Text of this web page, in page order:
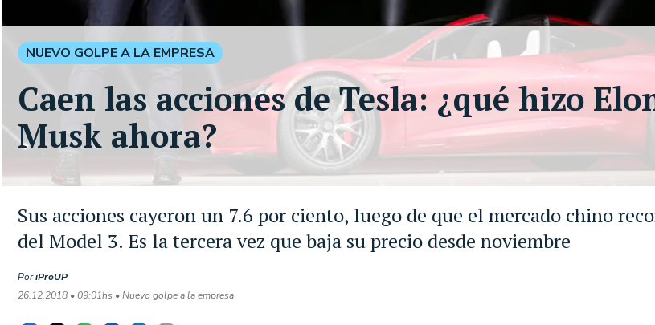
Sus acciones cayeron un 7.6 por ciento, luego de que el mercado chino
del Model 3. Es la tercera vez que baja su precio desde noviembre
PoriProUP
26.12.2018 • 09:01hs • Nuevo golpe a la empresa
NUEVO GOLPE A LA EMPRESA
Caen las acciones de Tesla: ¿qué hizo
Musk ahora?